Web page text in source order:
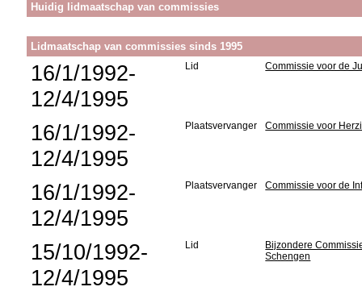
Huidig lidmaatschap van commissies
Lidmaatschap van commissies sinds 1995
16/1/1992-
12/4/1995
Lid Commissie voor de
16/1/1992-
12/4/1995
Plaatsvervanger Commissie voor
16/1/1992-
12/4/1995
Plaatsvervanger Commissie voor de
15/10/1992-
12/4/1995
Lid
Bijzondere
Schengen